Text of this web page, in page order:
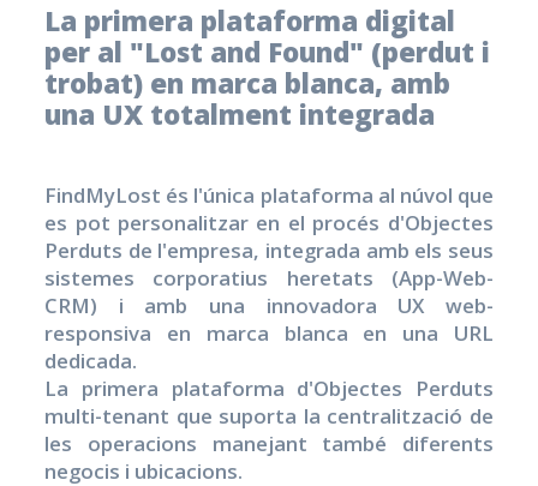
La primera plataforma digital
per al "Lost and Found" (perdut i
trobat) en marca blanca, amb
una UX totalment integrada
FindMyLost és l'única plataforma al núvol que
es pot personalitzar en el procés d'Objectes
Perduts de l'empresa, integrada amb els seus
sistemes corporatius heretats (App-Web-
CRM) i amb una innovadora UX web-
responsiva en marca blanca en una URL
dedicada.
La primera plataforma d'Objectes Perduts
multi-tenant que suporta la centralització de
les operacions manejant també diferents
negocis i ubicacions.